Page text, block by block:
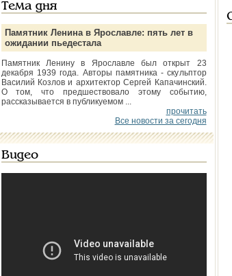
Тема дня
Памятник Ленина в Ярославле: пять лет в
ожидании пьедестала
Памятник Ленину в Ярославле был открыт 23
декабря 1939 года. Авторы памятника - скульптор
Василий Козлов и архитектор Сергей Капачинский.
О том, что предшествовало этому событию,
рассказывается в публикуемом ...
прочитать
Все новости за сегодня
Видео